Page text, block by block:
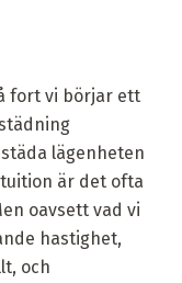
fort vi börjar ett
lägenheten
är det ofta
oavsett vad vi
hastighet,
och